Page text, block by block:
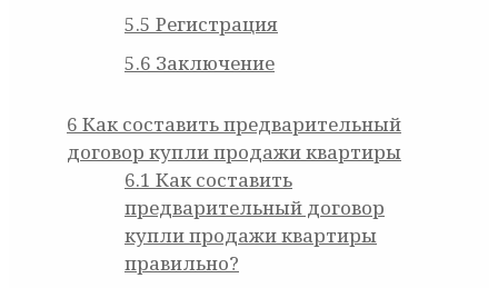
5.5 Регистрация
5.6 Заключение
6 Как составить предварительный
договор купли продажи квартиры
6.1 Как составить
предварительный договор
купли продажи квартиры
правильно?